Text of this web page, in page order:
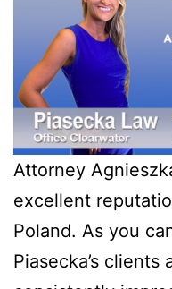
Attorney
excellent
Poland. As you
Piasecka’s clients